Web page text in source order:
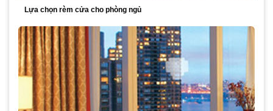
Lựa chọn rèm cửa cho phòng ngủ